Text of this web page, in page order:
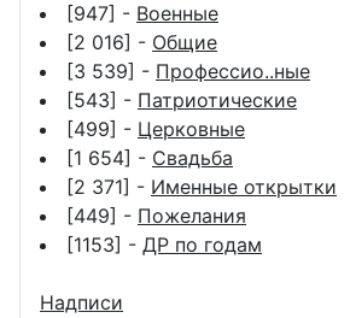
[947] - Военные
[2 016] - Общие
[3 539] - Профессио..ные
[543] - Патриотические
[499] - Церковные
[1 654] - Свадьба
[2 371] - Именные открытки
[449] - Пожелания
[1153] - ДР по годам
Надписи